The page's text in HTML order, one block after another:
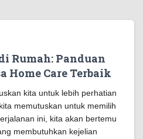
Rumah: Panduan
Care Terbaik
kita untuk lebih perhatian
memutuskan untuk memilih
ini, kita akan bertemu
membutuhkan kejelian